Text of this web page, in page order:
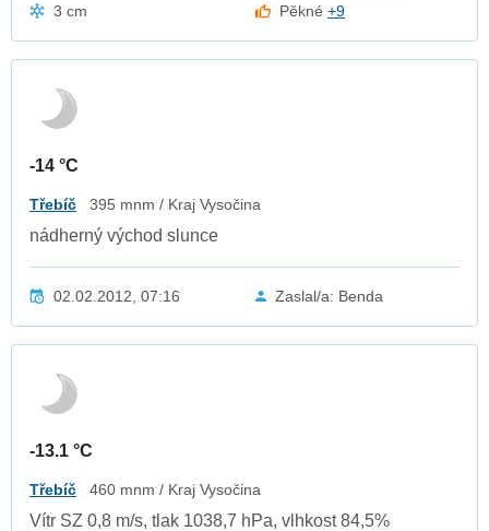
3 cm
Pěkné+9
-14 °C
Třebíč 395 mnm / Kraj Vysočina
nádherný východ slunce
02.02.2012, 07:16 Zaslal/a: Benda
-13.1 °C
Třebíč 460 mnm / Kraj Vysočina
Vítr SZ 0,8 m/s, tlak 1038,7 hPa, vlhkost 84,5%